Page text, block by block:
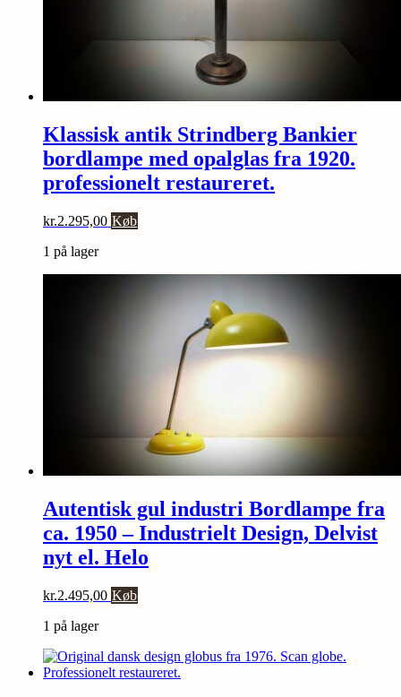
Klassisk antik Strindberg Bankier
bordlampe med opalglas fra 1920.
professionelt restaureret.
kr.2.295,00 Køb
1 på lager
Autentisk gul industri Bordlampe fra
ca. 1950 – Industrielt Design, Delvist
nyt el. Helo
kr.2.495,00 Køb
1 på lager